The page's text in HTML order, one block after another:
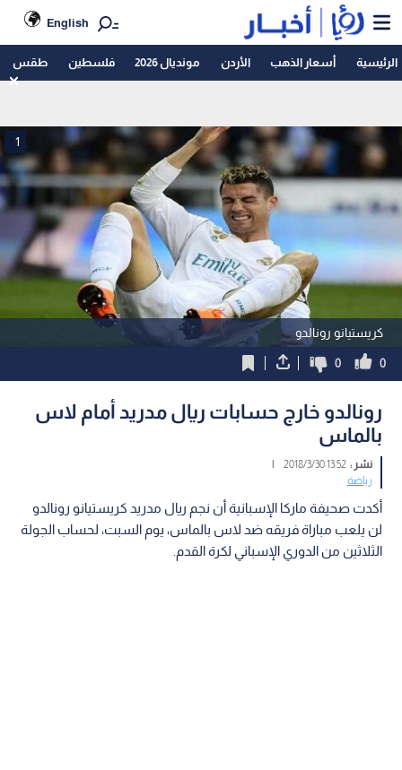
English
الرئيسية أسعار الذهب الأردن مونديال 2026 فلسطين طقس
كريستيانو رونالدو
1
0
0
رونالدو خارج حسابات ريال مدريد أمام لاس
بالماس
نشر :13:52 2018/3/30
|
رياضة
أكدت صحيفة ماركا الإسبانية أن نجم ريال مدريد كريستيانو رونالدو
لن يلعب مباراة فريقه ضد لاس بالماس، يوم السبت، لحساب الجولة
الثلاثين من الدوري الإسباني لكرة القدم.